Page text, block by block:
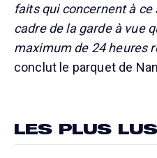
faits qui concernent à
cadre de la garde à vue
maximum de 24 heures
conclut le parquet de
LES PLUS LUS